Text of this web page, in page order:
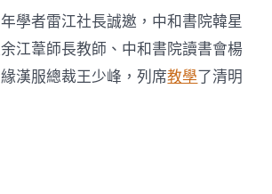
學者雷江社長誠邀，中和書院韓星
江葦師長教師、中和書院讀書會楊
漢服總裁王少峰，列席教學了清明